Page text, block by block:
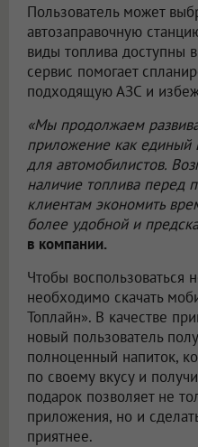
Пользователь может
автозаправочную
виды топлива доступны
сервис помогает
подходящую АЗС и
«Мы продолжаем
приложение как единый
для автомобилистов.
наличие топлива перед
клиентам экономить
более удобной и
в компании.
Чтобы воспользоваться
необходимо скачать
Топлайн». В качестве
новый пользователь
полноценный напиток,
по своему вкусу и
подарок позволяет не
приложения, но и
приятнее.